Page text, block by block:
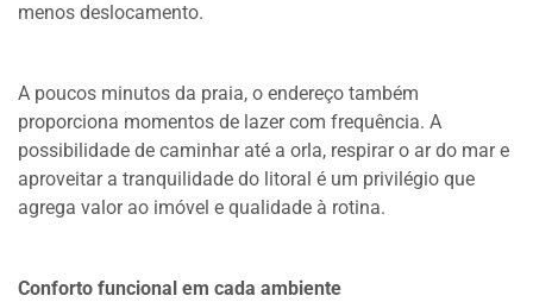
menos deslocamento.
A poucos minutos da praia, o endereço também
proporciona momentos de lazer com frequência. A
possibilidade de caminhar até a orla, respirar o ar do mar e
aproveitar a tranquilidade do litoral é um privilégio que
agrega valor ao imóvel e qualidade à rotina.
Conforto funcional em cada ambiente